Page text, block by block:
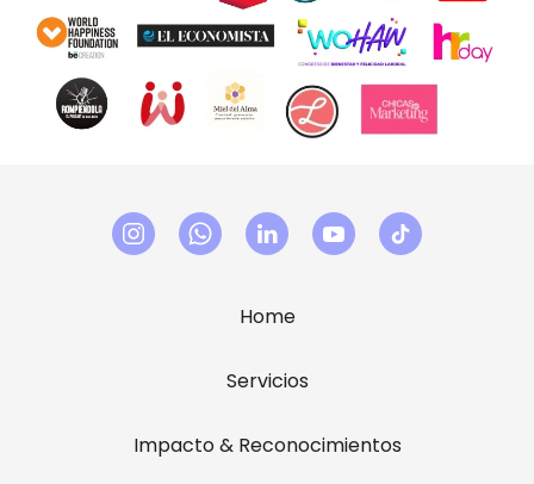
Home
Servicios
Impacto & Reconocimientos